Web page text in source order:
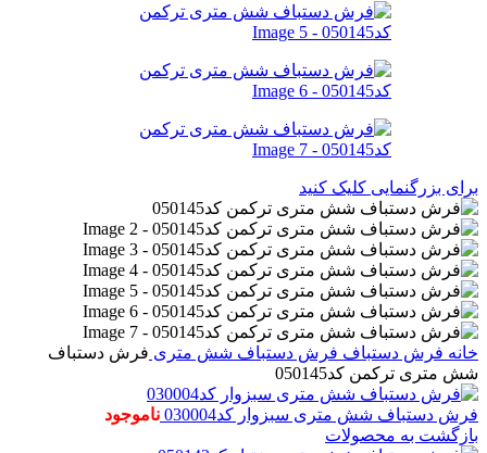
برای بزرگنمایی کلیک کنید
خانه فرش دستباف فرش دستباف شش متری فرش دستباف
شش متری ترکمن کد050145
فرش دستباف شش متری سبزوار کد030004
ناموجود
بازگشت به محصولات